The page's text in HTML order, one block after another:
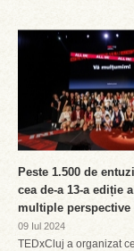
Peste 1.500 de
cea de-a 13-a ediție
multiple perspective
09 Iul 2024
TEDxCluj a organizat